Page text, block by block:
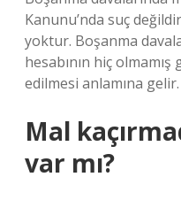
Kanunu’nda suç
yoktur. Boşanma
hesabının hiç olmamış
edilmesi anlamına gelir.
Mal
var mı?